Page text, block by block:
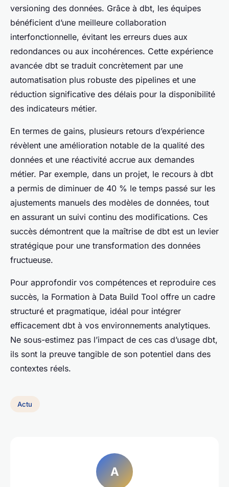
versioning des données. Grâce à dbt, les équipes
bénéficient d’une meilleure collaboration
interfonctionnelle, évitant les erreurs dues aux
redondances ou aux incohérences. Cette expérience
avancée dbt se traduit concrètement par une
automatisation plus robuste des pipelines et une
réduction significative des délais pour la disponibilité
des indicateurs métier.
En termes de gains, plusieurs retours d’expérience
révèlent une amélioration notable de la qualité des
données et une réactivité accrue aux demandes
métier. Par exemple, dans un projet, le recours à dbt
a permis de diminuer de 40 % le temps passé sur les
ajustements manuels des modèles de données, tout
en assurant un suivi continu des modifications. Ces
succès démontrent que la maîtrise de dbt est un levier
stratégique pour une transformation des données
fructueuse.
Pour approfondir vos compétences et reproduire ces
succès, la Formation à Data Build Tool offre un cadre
structuré et pragmatique, idéal pour intégrer
efficacement dbt à vos environnements analytiques.
Ne sous-estimez pas l’impact de ces cas d’usage dbt,
ils sont la preuve tangible de son potentiel dans des
contextes réels.
Actu
A